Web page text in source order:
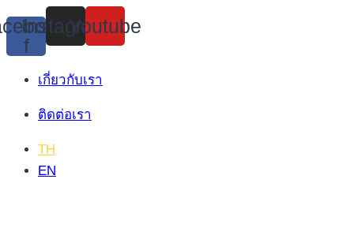
Skip
to
content
f
Instagram
Youtube
เกี่ยวกับเรา
ติดต่อเรา
TH
EN